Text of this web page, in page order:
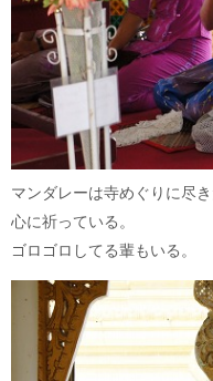
マンダレーは寺めぐりに尽
心に祈っている。
ゴロゴロしてる輩もいる。